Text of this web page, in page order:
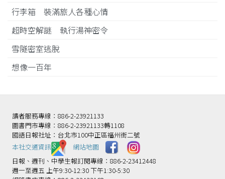
行李箱 裝滿旅人各種心情
超時空解謎 執行湯神密令
雪隧密室逃脫
想像一百年
讀者服務專線：886-2-23921133
圖書門市專線：886-2-23921133轉1108
國語日報社址：台北市100中正區福州街二號
本社交通資訊️
網站地圖
日報、週刊、中學生報訂閱專線：886-2-23412448
週一至週五 上午9:30-12:30 下午1:30-5:30